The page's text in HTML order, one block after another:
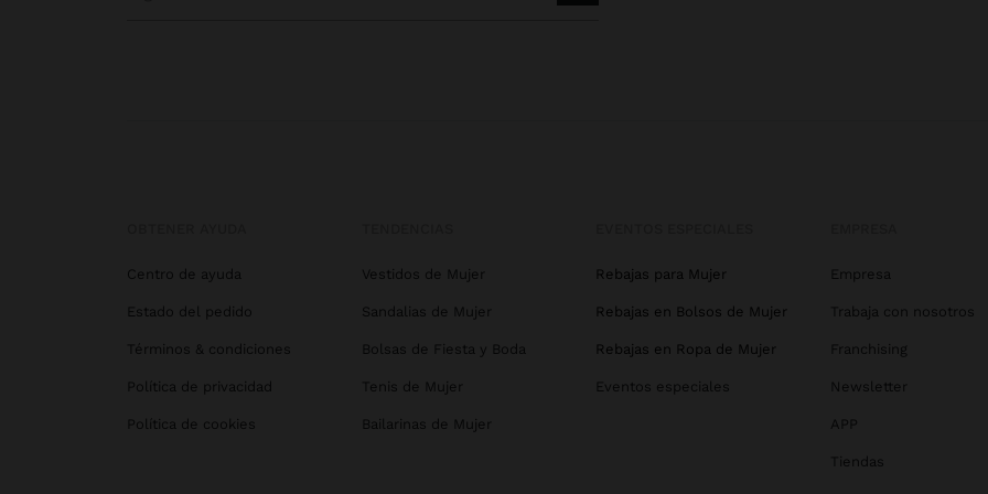
Centro de ayuda
Estado del pedido
Términos & condiciones
Política de privacidad
Política de cookies
Vestidos de Mujer
Sandalias de Mujer
Bolsas de Fiesta y Boda
Tenis de Mujer
Bailarinas de Mujer
Rebajas para Mujer
Rebajas en Bolsos de Mujer
Rebajas en Ropa de Mujer
Eventos especiales
Empresa
Trabaja con nosotros
Franchising
Newsletter
APP
Tiendas